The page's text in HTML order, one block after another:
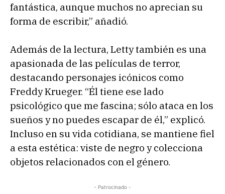
fantástica, aunque muchos no aprecian su
forma de escribir,” añadió.
Además de la lectura, Letty también es una
apasionada de las películas de terror,
destacando personajes icónicos como
Freddy Krueger. “Él tiene ese lado
psicológico que me fascina; sólo ataca en los
sueños y no puedes escapar de él,” explicó.
Incluso en su vida cotidiana, se mantiene fiel
a esta estética: viste de negro y colecciona
objetos relacionados con el género.
- Patrocinado -